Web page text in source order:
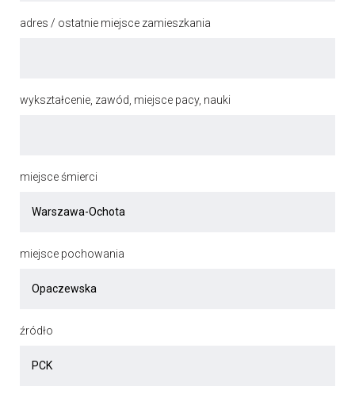
adres / ostatnie miejsce zamieszkania
wykształcenie, zawód, miejsce pacy, nauki
miejsce śmierci
miejsce pochowania
źródło